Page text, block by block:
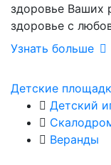
здоровье Ваших
здоровье с
Узнать больше
Детские
Детский
Веранды